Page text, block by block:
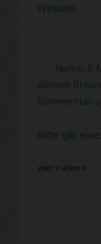
Website
Name,
diesem
Kommentar
Bitte gib
vier × eins =